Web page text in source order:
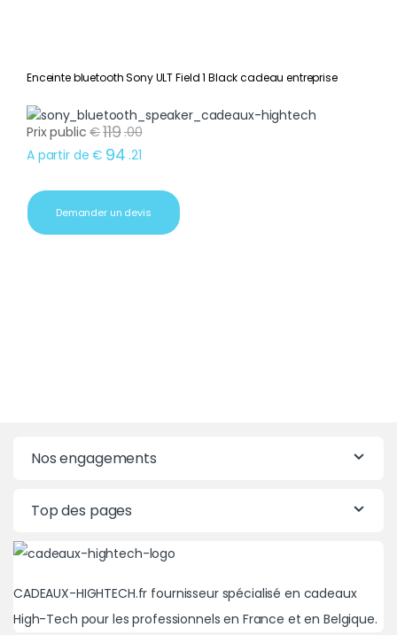
Enceinte bluetooth Sony ULT Field 1 Black cadeau entreprise
Prix public €119.00
A partir de € 94 .21
Demander un devis
Nos engagements
Top des pages
CADEAUX-HIGHTECH.fr fournisseur spécialisé en cadeaux
High-Tech pour les professionnels en France et en Belgique.